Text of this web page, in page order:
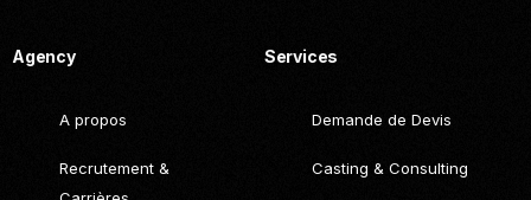
Agency
A propos
Recrutement &
Services
Demande de Devis
Casting & Consulting